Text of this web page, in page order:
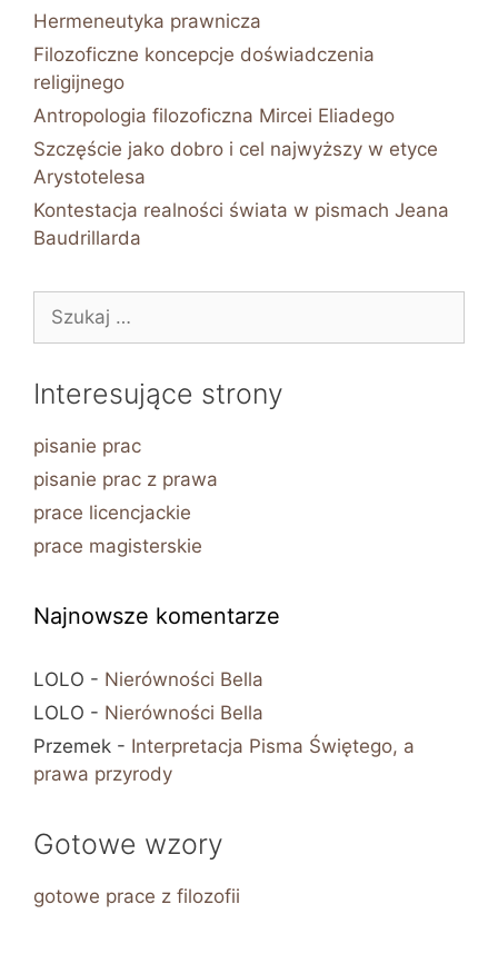
Hermeneutyka prawnicza
Filozoficzne koncepcje doświadczenia
religijnego
Antropologia filozoficzna Mircei Eliadego
Szczęście jako dobro i cel najwyższy w etyce
Arystotelesa
Kontestacja realności świata w pismach Jeana
Baudrillarda
Szukaj:
Interesujące strony
pisanie prac
pisanie prac z prawa
prace licencjackie
prace magisterskie
Najnowsze komentarze
LOLO - Nierówności Bella
LOLO - Nierówności Bella
Przemek - Interpretacja Pisma Świętego, a
prawa przyrody
Gotowe wzory
gotowe prace z filozofii